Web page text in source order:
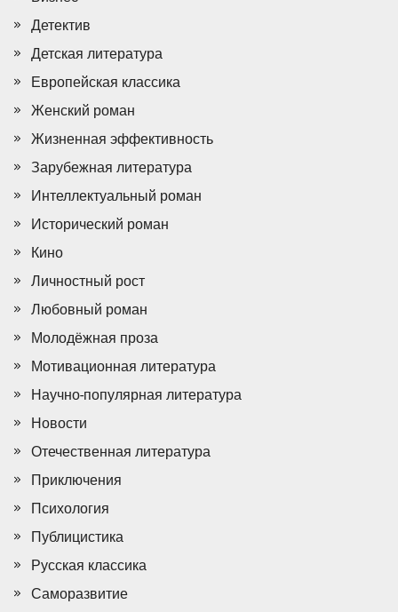
Детектив
Детская литература
Европейская классика
Женский роман
Жизненная эффективность
Зарубежная литература
Интеллектуальный роман
Исторический роман
Кино
Личностный рост
Любовный роман
Молодёжная проза
Мотивационная литература
Научно-популярная литература
Новости
Отечественная литература
Приключения
Психология
Публицистика
Русская классика
Саморазвитие